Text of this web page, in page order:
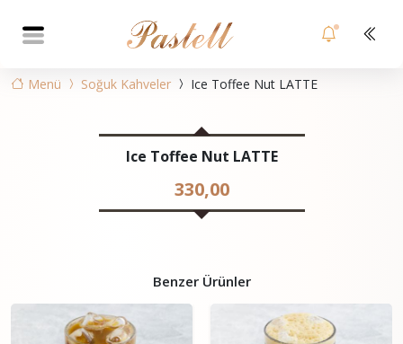
Menü Soğuk Kahveler Ice Toffee Nut LATTE
Ice Toffee Nut LATTE
330,00
Benzer Ürünler